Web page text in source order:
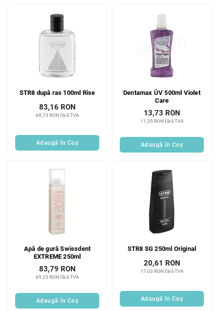
STR8 după ras 100ml Rise
68,73 RON fără TVA
83,16 RON
Adaugă în Coş
Dentamax ÚV 500ml Violet
Care
11,35 RON fără TVA
13,73 RON
Adaugă în Coş
Apă de gură Swissdent
EXTREME 250ml
69,25 RON fără TVA
83,79 RON
Adaugă în Coş
STR8 SG 250ml Original
17,03 RON fără TVA
20,61 RON
Adaugă în Coş